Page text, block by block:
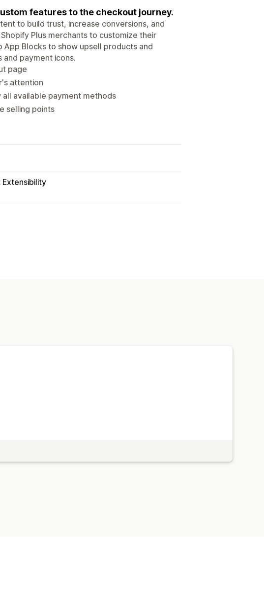
features to the checkout journey.
to build trust, increase conversions, and
Plus merchants to customize their
App Blocks to show upsell products and
and payment icons.
page
attention
available payment methods
selling points